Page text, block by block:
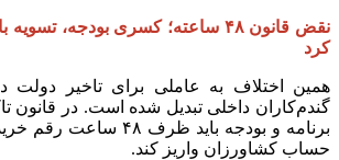
نقض قانون ۴۸ ساعته؛ کسری بودجه،
کرد
همین اختلاف به عاملی برای تاخیر دولت
گندم‌کاران داخلی تبدیل شده است. در قانون
برنامه و بودجه باید ظرف
حساب کشاورزان واریز کند.